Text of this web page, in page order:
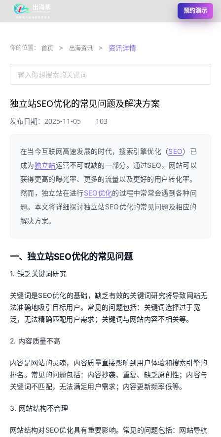
预约演示
你的位置： 首页 > 出海资讯 > 资讯详情
输入你想搜索的关键词
独立站SEO优化的常见问题及解决方案
发布日期：2025-11-05 103
在当今互联网高速发展的时代，搜索引擎优化（SEO）已
成为独立站运营不可或缺的一部分。通过SEO，网站可以
获得更高的曝光率、更多的流量以及更好的用户转化率。
然而，独立站在进行SEO优化的过程中常常会遇到各种问
题。本文将详细探讨独立站SEO优化的常见问题及相应的
解决方案。
一、独立站SEO优化的常见问题
1. 缺乏关键词研究
关键词是SEO优化的基础，缺乏有效的关键词研究将导致网站无
法准确地吸引目标用户。常见的问题包括：关键词选择过于宽
泛，无法精确匹配用户需求；关键词与网站内容不相关等。
2. 内容质量不高
内容是网站的灵魂，内容质量直接影响到用户体验和搜索引擎的
排名。常见的问题包括：内容抄袭、重复、缺乏原创性；内容与
关键词不匹配，无法满足用户需求；内容更新频率低等。
3. 网站结构不合理
网站结构对SEO优化具有重要影响。常见的问题包括：网站导航